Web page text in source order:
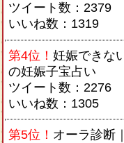
ツイート数：2379
いいね数：1319
第4位！ 妊娠できな
の妊娠子宝占い
ツイート数：2276
いいね数：1305
第5位！ オーラ診断